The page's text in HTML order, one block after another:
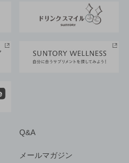
Q&A
メールマガジン